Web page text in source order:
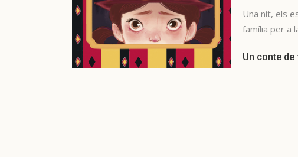
Una nit, els
família per a
Un conte